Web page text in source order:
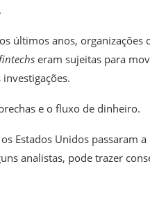
últimos anos, organizações
eram sujeitas para
e o fluxo de dinheiro.
Estados Unidos passaram a
analistas, pode trazer